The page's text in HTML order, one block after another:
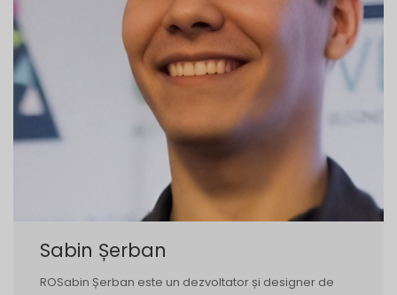
Sabin Șerban
ROSabin Șerban este un dezvoltator și designer de